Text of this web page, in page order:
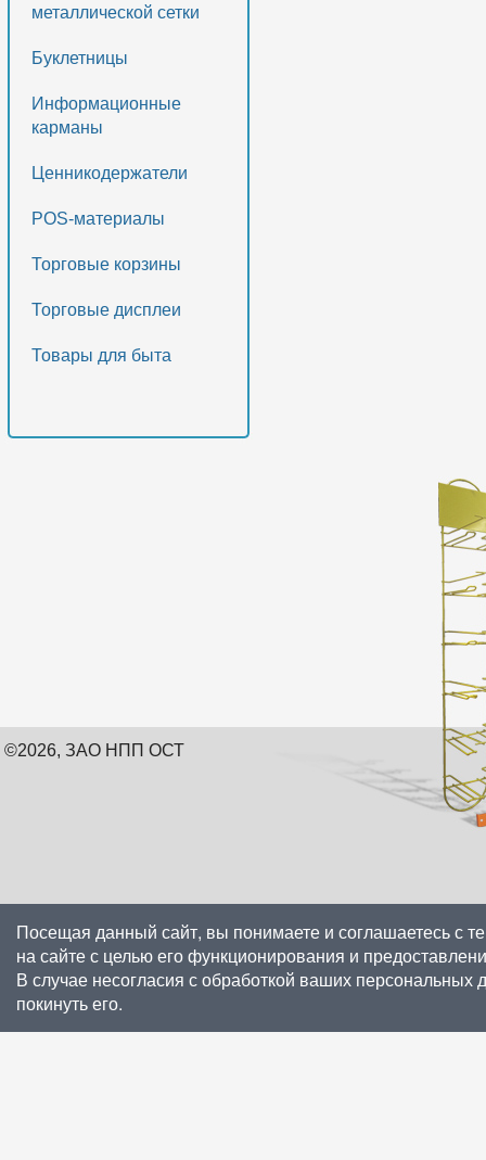
металлической сетки
Буклетницы
Информационные
карманы
Ценникодержатели
POS-материалы
Торговые корзины
Торговые дисплеи
Товары для быта
©2026, ЗАО НПП ОСТ
Посещая данный сайт, вы понимаете и соглашаетесь с
на сайте с целью его функционирования и
В случае несогласия с обработкой ваших
покинуть его.